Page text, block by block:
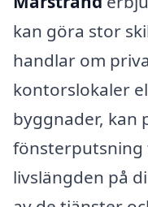
kan göra stor
handlar om
kontorslokaler
byggnader, kan
livslängden på